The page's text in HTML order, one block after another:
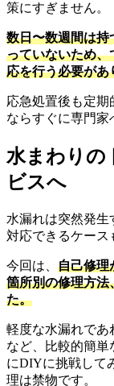
策にすぎません。
数日〜数週間は持
っていないため、
応を行う必要があ
応急処置後も定期
ならすぐに専門家
水まわりの
ビスへ
水漏れは突然発
対応できるケース
今回は、 自己修理
箇所別の修理方法
た。
軽度な水漏れであ
など、比較的簡
にDIYに挑戦して
理は禁物です。